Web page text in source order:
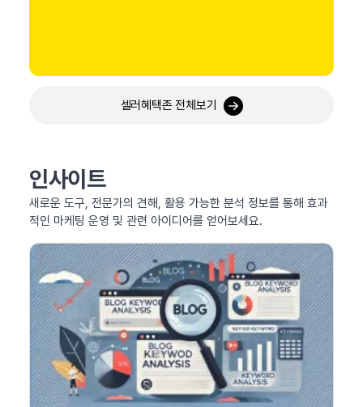
셀러혜택존 전체보기
인사이트
새로운 도구, 전문가의 견해, 활용 가능한 분석 정보를 통해 효과
적인 마케팅 운영 및 관련 아이디어를 얻어보세요.